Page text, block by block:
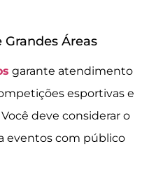
Áreas
garante atendimento
esportivas e
deve considerar o
eventos com público